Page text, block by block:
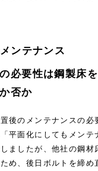
ンテナンス
必要性は鋼製床
否か
後のメンテナンスの必
平面化にしてもメンテ
ましたが、他社の鋼材
め、後日ボルトを締め